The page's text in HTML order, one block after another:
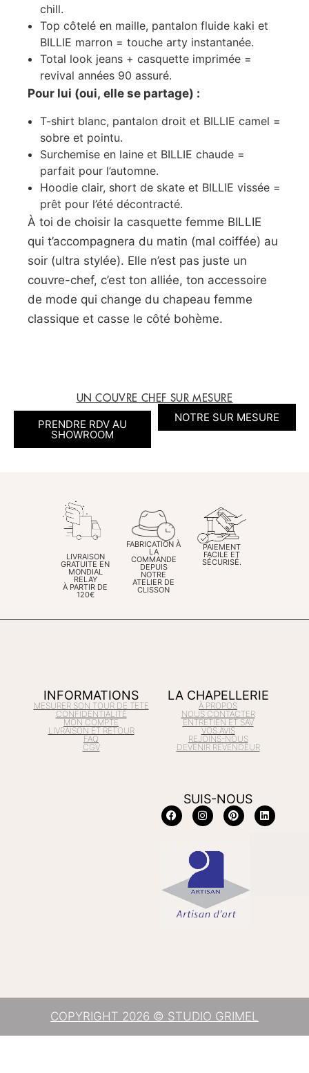
chill.
Top côtelé en maille, pantalon fluide kaki et
BILLIE marron = touche arty instantanée.
Total look jeans + casquette imprimée =
revival années 90 assuré.
Pour lui (oui, elle se partage) :
T-shirt blanc, pantalon droit et BILLIE camel =
sobre et pointu.
Surchemise en laine et BILLIE chaude =
parfait pour l’automne.
Hoodie clair, short de skate et BILLIE vissée =
prêt pour l’été décontracté.
À toi de choisir la casquette femme BILLIE
qui t’accompagnera du matin (mal coiffée) au
soir (ultra stylée). Elle n’est pas juste un
couvre-chef, c’est ton alliée, ton accessoire
de mode qui change du chapeau femme
classique et casse le côté bohème.
UN COUVRE CHEF SUR MESURE
PRENDRE RDV AU
SHOWROOM
NOTRE SUR MESURE
LIVRAISON
GRATUITE EN
MONDIAL
RELAY
À PARTIR DE
120€
FABRICATION À
LA
COMMANDE
DEPUIS
NOTRE
ATELIER DE
CLISSON
PAIEMENT
FACILE ET
SÉCURISÉ.
INFORMATIONS
MESURER SON TOUR DE TETE
CONFIDENTIALITÉ
MON COMPTE
LIVRAISON ET RETOUR
FAQ
CGV
LA CHAPELLERIE
À PROPOS
NOUS CONTACTER
ENTRETIEN ET SAV
VOS AVIS
REJOINS-NOUS
DEVENIR REVENDEUR
SUIS-NOUS
COPYRIGHT 2026 © STUDIO GRIMEL